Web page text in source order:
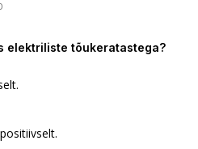
elektriliste tõukeratastega?